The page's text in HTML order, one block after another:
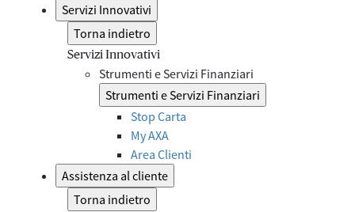
Servizi Innovativi
Torna indietro
Servizi Innovativi
Strumenti e Servizi Finanziari
Strumenti e Servizi Finanziari
Stop Carta
My AXA
Area Clienti
Assistenza al cliente
Torna indietro